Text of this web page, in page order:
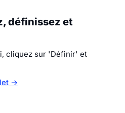
définissez et
cliquez sur 'Définir' et
→